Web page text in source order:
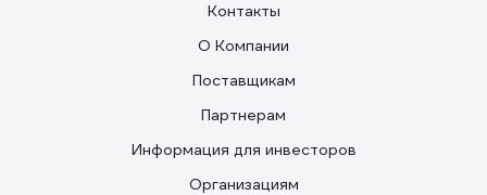
Контакты
О Компании
Поставщикам
Партнерам
Информация для инвесторов
Организациям